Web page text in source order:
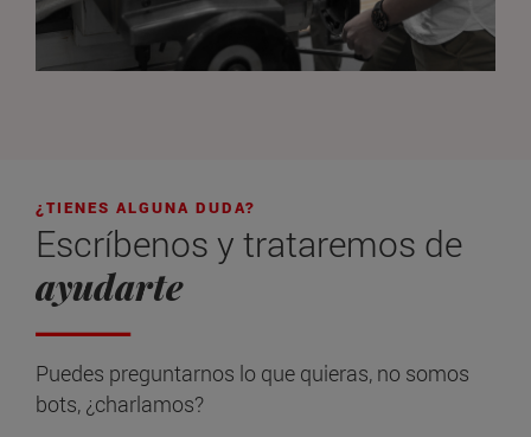
¿TIENES ALGUNA DUDA?
Escríbenos y trataremos de
ayudarte
Puedes preguntarnos lo que quieras, no somos
bots, ¿charlamos?